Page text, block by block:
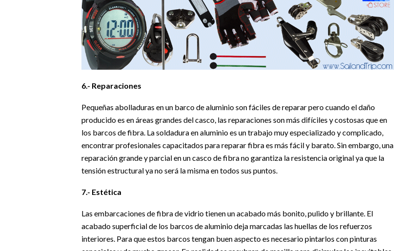
6.- Reparaciones
Pequeñas abolladuras en un barco de aluminio son fáciles de reparar pero cuando el daño
producido es en áreas grandes del casco, las reparaciones son más difíciles y costosas que en
los barcos de fibra. La soldadura en aluminio es un trabajo muy especializado y complicado,
encontrar profesionales capacitados para reparar fibra es más fácil y barato. Sin embargo, una
reparación grande y parcial en un casco de fibra no garantiza la resistencia original ya que la
tensión estructural ya no será la misma en todos sus puntos.
7.- Estética
Las embarcaciones de fibra de vidrio tienen un acabado más bonito, pulido y brillante. El
acabado superficial de los barcos de aluminio deja marcadas las huellas de los refuerzos
interiores. Para que estos barcos tengan buen aspecto es necesario pintarlos con pinturas